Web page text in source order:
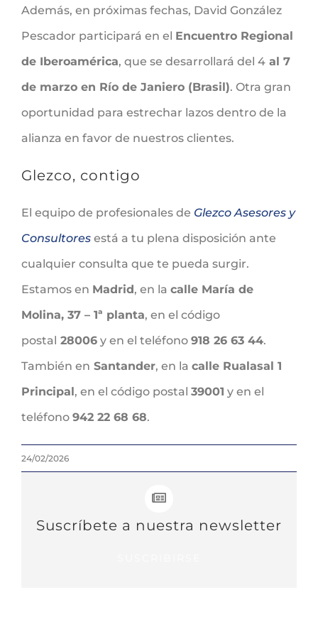
Además, en próximas fechas, David González
Pescador participará en el Encuentro Regional
de Iberoamérica, que se desarrollará del 4 al 7
de marzo en Río de Janiero (Brasil). Otra gran
oportunidad para estrechar lazos dentro de la
alianza en favor de nuestros clientes.
Glezco, contigo
El equipo de profesionales de Glezco Asesores y
Consultores está a tu plena disposición ante
cualquier consulta que te pueda surgir.
Estamos en Madrid, en la calle María de
Molina, 37 – 1ª planta, en el código
postal 28006 y en el teléfono 918 26 63 44.
También en Santander, en la calle Rualasal 1
Principal, en el código postal 39001 y en el
teléfono 942 22 68 68.
24/02/2026
Suscríbete a nuestra newsletter